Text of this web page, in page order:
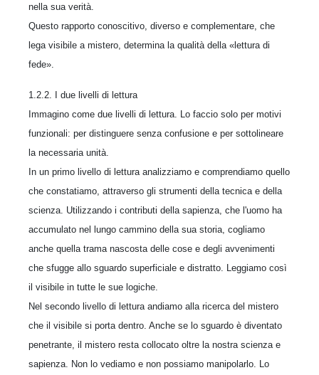
nella sua verità.
Questo rapporto conoscitivo, diverso e complementare, che
lega visibile a mistero, determina la qualità della «lettura di
fede».
1.2.2. I due livelli di lettura
Immagino come due livelli di lettura. Lo faccio solo per motivi
funzionali: per distinguere senza confusione e per sottolineare
la necessaria unità.
In un primo livello di lettura analizziamo e comprendiamo quello
che constatiamo, attraverso gli strumenti della tecnica e della
scienza. Utilizzando i contributi della sapienza, che l'uomo ha
accumulato nel lungo cammino della sua storia, cogliamo
anche quella trama nascosta delle cose e degli avvenimenti
che sfugge allo sguardo superficiale e distratto. Leggiamo così
il visibile in tutte le sue logiche.
Nel secondo livello di lettura andiamo alla ricerca del mistero
che il visibile si porta dentro. Anche se lo sguardo è diventato
penetrante, il mistero resta collocato oltre la nostra scienza e
sapienza. Non lo vediamo e non possiamo manipolarlo. Lo